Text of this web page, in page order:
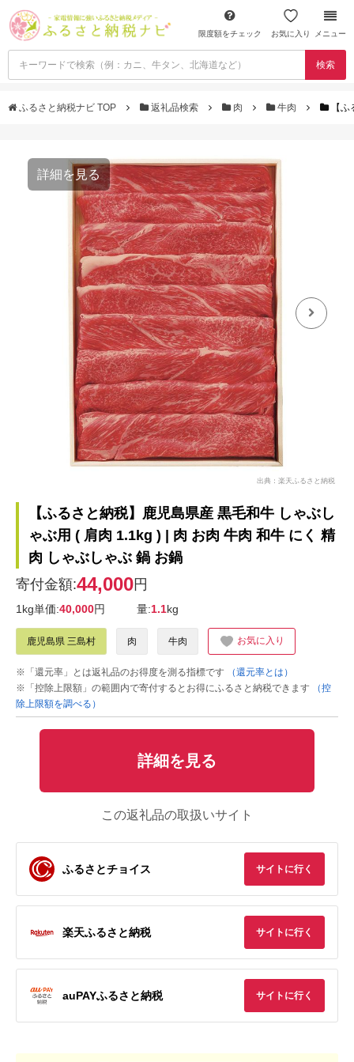
限度額をチェック お気に入り メニュー
検索
ふるさと納税ナビ TOP 返礼品検索 肉 牛肉 【
詳細を見る
出典：楽天ふるさと納税
【ふるさと納税】鹿児島県産 黒毛和牛 しゃぶし
ゃぶ用 ( 肩肉 1.1kg ) | 肉 お肉 牛肉 和牛 にく 精
肉 しゃぶしゃぶ 鍋 お鍋
寄付金額:44,000円
1kg単価:40,000円 量:1.1kg
鹿児島県 三島村 肉 牛肉 お気に入り
※「還元率」とは返礼品のお得度を測る指標です
（還元率とは）
※「控除上限額」の範囲内で寄付するとお得にふるさと納税できます
（控
除上限額を調べる）
詳細を見る
この返礼品の取扱いサイト
ふるさとチョイス サイトに行く
楽天ふるさと納税 サイトに行く
auPAYふるさと納税 サイトに行く